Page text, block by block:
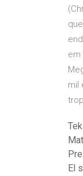
em
mil
El